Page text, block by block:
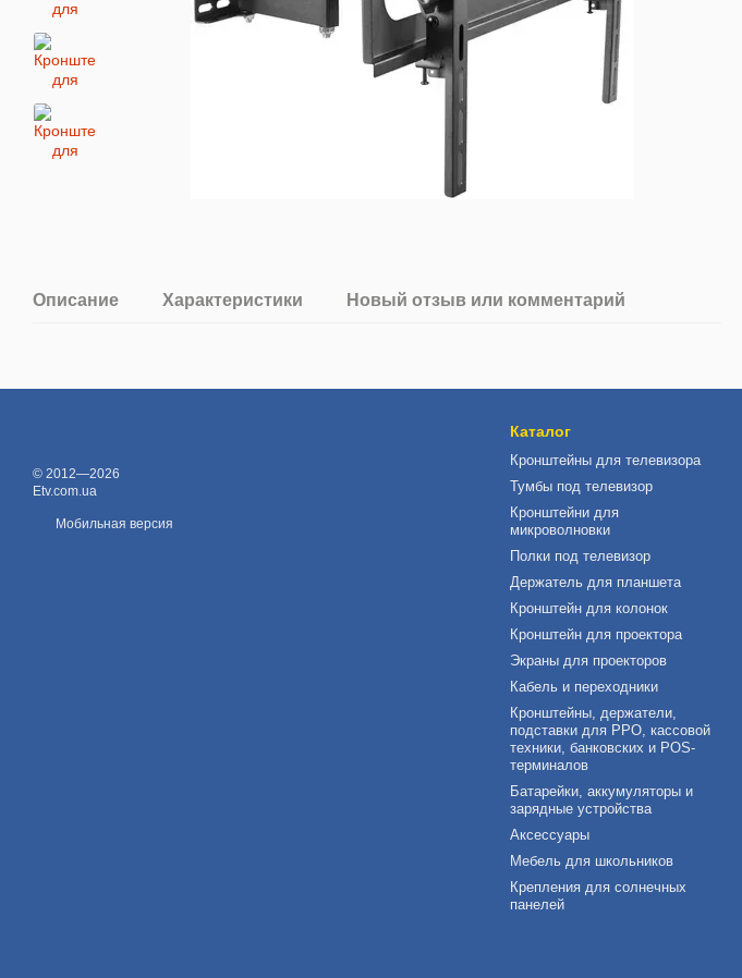
Описание Характеристики Новый отзыв или комментарий
© 2012—2026
Etv.com.ua
Мобильная версия
Каталог
Кронштейны для телевизора
Тумбы под телевизор
Кронштейни для
микроволновки
Полки под телевизор
Держатель для планшета
Кронштейн для колонок
Кронштейн для проектора
Экраны для проекторов
Кабель и переходники
Кронштейны, держатели,
подставки для РРО, кассовой
техники, банковских и POS-
терминалов
Батарейки, аккумуляторы и
зарядные устройства
Аксессуары
Мебель для школьников
Крепления для солнечных
панелей